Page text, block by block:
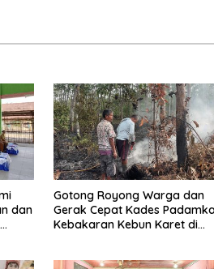
dan
Gotong Royong Warga dan
Gerak Cepat Kades
Kebakaran Kebun Karet di